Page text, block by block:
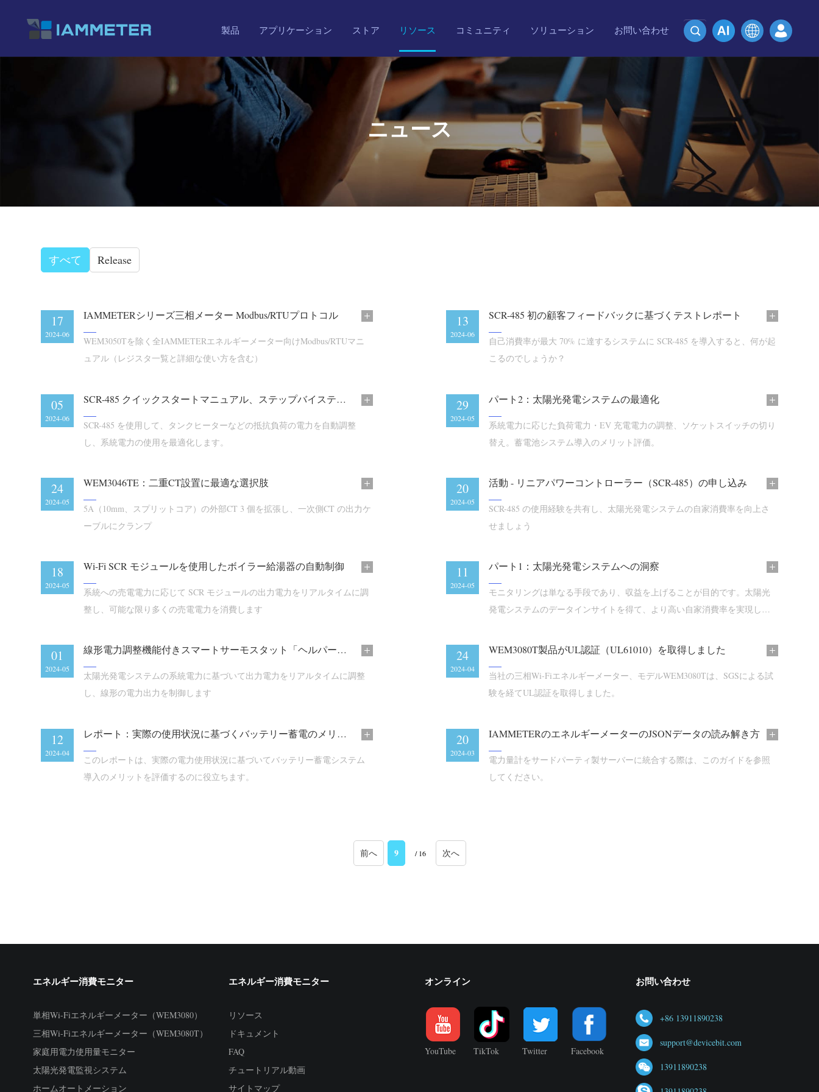
製品 アプリケーション ストア リソース コミュニティ ソリューション お問い合わせ
ニュース
すべて Release
17
2024-06
IAMMETERシリーズ三相メーター Modbus/RTUプロトコル
WEM3050Tを除く全IAMMETERエネルギーメーター向けModbus/RTUマニ
ュアル（レジスタ一覧と詳細な使い方を含む）
13
2024-06
SCR-485 初の顧客フィードバックに基づくテストレポート
自己消費率が最大 70% に達するシステムに SCR-485 を導入すると、何が起
こるのでしょうか？
05
2024-06
SCR-485 クイックスタートマニュアル、ステップバイステップのチュートリアル
SCR-485 を使用して、タンクヒーターなどの抵抗負荷の電力を自動調整
し、系統電力の使用を最適化します。
29
2024-05
パート2：太陽光発電システムの最適化
系統電力に応じた負荷電力・EV 充電電力の調整、ソケットスイッチの切り
替え。蓄電池システム導入のメリット評価。
24
2024-05
WEM3046TE：二重CT設置に最適な選択肢
5A（10mm、スプリットコア）の外部CT 3 個を拡張し、一次側CT の出力ケ
ーブルにクランプ
20
2024-05
活動 - リニアパワーコントローラー（SCR-485）の申し込み
SCR-485 の使用経験を共有し、太陽光発電システムの自家消費率を向上さ
せましょう
18
2024-05
Wi-Fi SCR モジュールを使用したボイラー給湯器の自動制御
系統への売電電力に応じて SCR モジュールの出力電力をリアルタイムに調
整し、可能な限り多くの売電電力を消費します
11
2024-05
パート1：太陽光発電システムへの洞察
モニタリングは単なる手段であり、収益を上げることが目的です。太陽光
発電システムのデータインサイトを得て、より高い自家消費率を実現しま
01
2024-05
線形電力調整機能付きスマートサーモスタット「ヘルパー」、「Wi-Fi電圧コントローラー」
太陽光発電システムの系統電力に基づいて出力電力をリアルタイムに調整
し、線形の電力出力を制御します
24
2024-04
WEM3080T製品がUL認証（UL61010）を取得しました
当社の三相Wi-Fiエネルギーメーター、モデルWEM3080Tは、SGSによる試
験を経てUL認証を取得しました。
12
2024-04
レポート：実際の使用状況に基づくバッテリー蓄電のメリット予測
このレポートは、実際の電力使用状況に基づいてバッテリー蓄電システム
導入のメリットを評価するのに役立ちます。
20
2024-03
IAMMETERのエネルギーメーターのJSONデータの読み解き方
電力量計をサードパーティ製サーバーに統合する際は、このガイドを参照
してください。
前へ 9 / 16 次へ
エネルギー消費モニター
単相Wi-Fiエネルギーメーター（WEM3080）
三相Wi-Fiエネルギーメーター（WEM3080T）
家庭用電力使用量モニター
太陽光発電監視システム
ホームオートメーション
エネルギー消費モニター
リソース
ドキュメント
FAQ
チュートリアル動画
サイトマップ
オンライン
YouTube TikTok Twitter Facebook
お問い合わせ
+86 13911890238
support@devicebit.com
13911890238